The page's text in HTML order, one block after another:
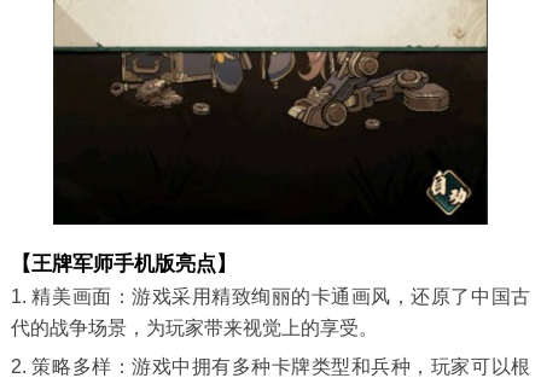
【王牌军师手机版亮点】
1. 精美画面：游戏采用精致绚丽的卡通画风，还原了中国古
代的战争场景，为玩家带来视觉上的享受。
2. 策略多样：游戏中拥有多种卡牌类型和兵种，玩家可以根